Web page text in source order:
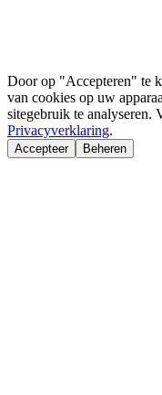
Door op "Accepteren" te
van cookies op uw
sitegebruik te analyseren.
Privacyverklaring.
Accepteer Beheren